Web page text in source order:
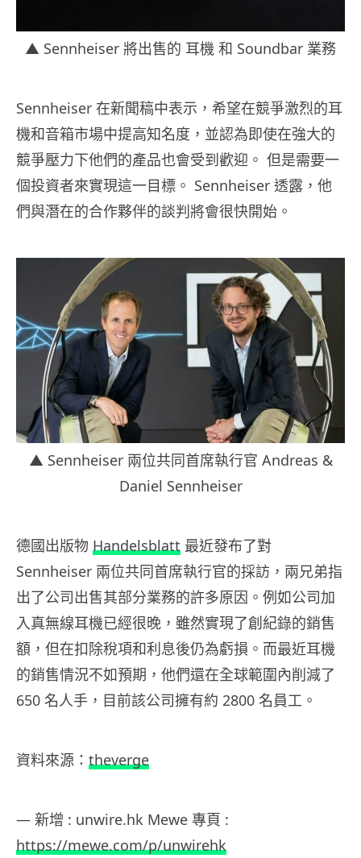
▲ Sennheiser 將出售的 耳機 和 Soundbar 業務
Sennheiser 在新聞稿中表示，希望在競爭激烈的耳
機和音箱市場中提高知名度，並認為即使在強大的
競爭壓力下他們的產品也會受到歡迎。 但是需要一
個投資者來實現這一目標。 Sennheiser 透露，他
們與潛在的合作夥伴的談判將會很快開始。
▲ Sennheiser 兩位共同首席執行官 Andreas &
Daniel Sennheiser
德國出版物 Handelsblatt 最近發布了對
Sennheiser 兩位共同首席執行官的採訪，兩兄弟指
出了公司出售其部分業務的許多原因。例如公司加
入真無線耳機已經很晚，雖然實現了創紀錄的銷售
額，但在扣除稅項和利息後仍為虧損。而最近耳機
的銷售情況不如預期，他們還在全球範圍內削減了
650 名人手，目前該公司擁有約 2800 名員工。
資料來源： theverge
— 新增 : unwire.hk Mewe 專頁 :
https://mewe.com/p/unwirehk